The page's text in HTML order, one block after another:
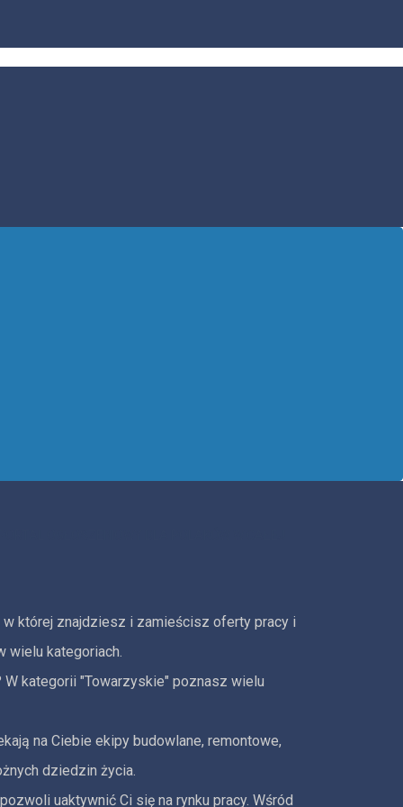
w której znajdziesz i zamieścisz oferty pracy i
wielu kategoriach.
kategorii "Towarzyskie" poznasz wielu
na Ciebie ekipy budowlane, remontowe,
dziedzin życia.
uaktywnić Ci się na rynku pracy. Wśród